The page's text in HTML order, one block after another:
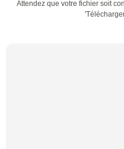
Attendez que votre fichier soit